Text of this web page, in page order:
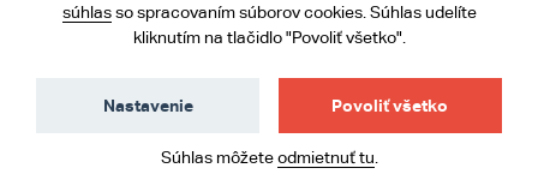
Obchodné podmienky
Ochrana osobných údajov
súhlasso spracovaním súborov cookies. Súhlas udelíte
kliknutím na tlačidlo "Povoliť všetko".
Povoliť všetko
Nastavenie
Súhlas môžeteodmietnuť tu